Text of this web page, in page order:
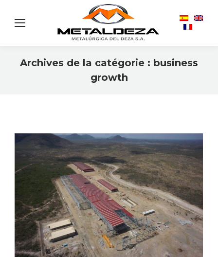
Archives de la catégorie : business
growth